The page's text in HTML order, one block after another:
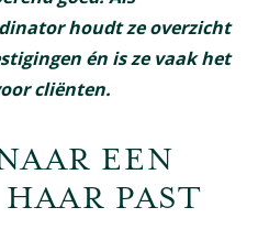
houdt ze overzicht
én is ze vaak het
cliënten.
EEN
PAST